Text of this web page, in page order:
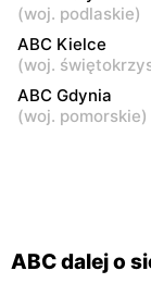
ABC
Warszawa, ul.
2
Warszawa, ul.
Warszawa, ul.
43
(woj. podlaskie)
ABC Kielce
(woj.
ABC Gdynia
(woj. pomorskie)
ABC dalej o